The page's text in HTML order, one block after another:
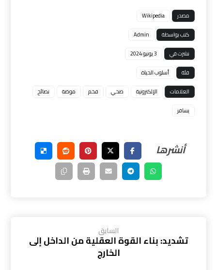
مصدر
Wikipedia
كتب بواسطة
Admin
نشرت في
3 يونيو 2024
فئة
أسلوب الحياة
العلامات
الإلكترونية صحي فخم موضة
نصائح
يسافر
السابق
تشديد: بناء القوة العقلية من الداخل إلى
الخارج